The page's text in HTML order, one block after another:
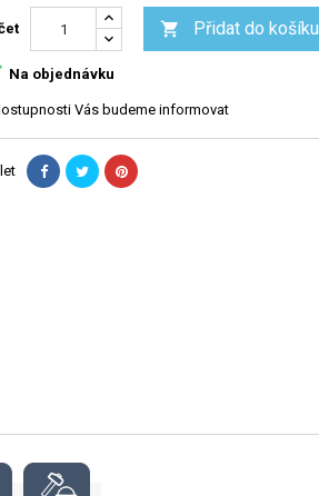
 Přidat do košíku
Na objednávku
Vás budeme informovat